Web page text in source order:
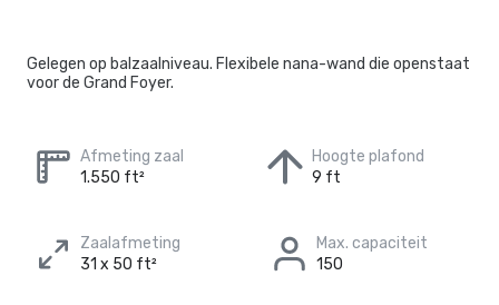
Gelegen op balzaalniveau. Flexibele nana-wand die openstaat
voor de Grand Foyer.
Afmeting zaal
1.550 ft²
Hoogte plafond
9 ft
Zaalafmeting
31 x 50 ft²
Max. capaciteit
150